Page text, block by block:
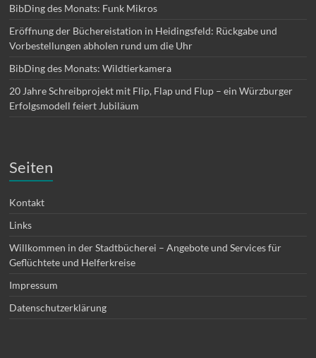
BibDing des Monats: Funk Mikros
Eröffnung der Büchereistation in Heidingsfeld: Rückgabe und
Vorbestellungen abholen rund um die Uhr
BibDing des Monats: Wildtierkamera
20 Jahre Schreibprojekt mit Flip, Flap und Flup – ein Würzburger
Erfolgsmodell feiert Jubiläum
Seiten
Kontakt
Links
Willkommen in der Stadtbücherei – Angebote und Services für
Geflüchtete und Helferkreise
Impressum
Datenschutzerklärung